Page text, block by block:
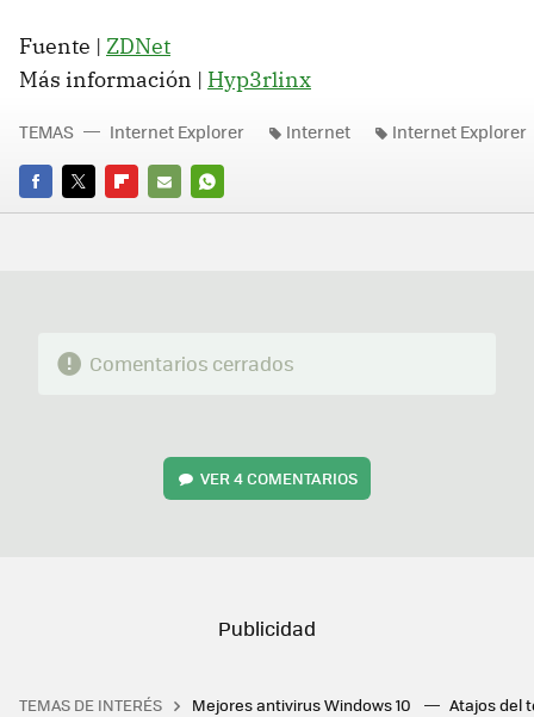
Fuente | ZDNet
Más información | Hyp3rlinx
FACEBOOK
TWITTERFLIPBOARD
E-
WHATSAPP
TEMAS Internet Explorer Internet Internet Explorer
Comentarios cerrados
VER4 COMENTARIOS
TEMAS DE INTERÉS Mejores antivirus Windows 10 Atajos del